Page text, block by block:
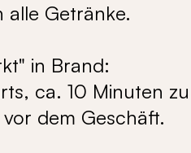
alle Getränke.
in Brand:
ca. 10 Minuten
dem Geschäft.